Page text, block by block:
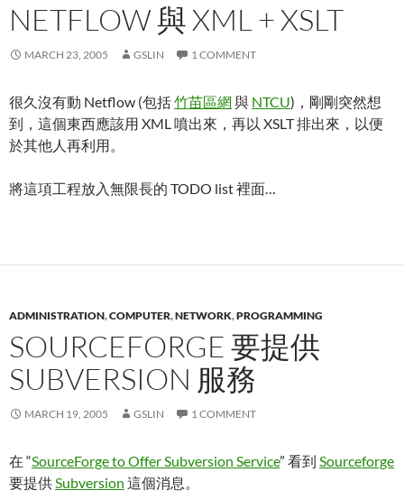
NETFLOW 與 XML + XSLT
MARCH 23, 2005 GSLIN 1 COMMENT
很久沒有動 Netflow (包括竹苗區網 與 NTCU)，剛剛突然想
到，這個東西應該用 XML 噴出來，再以 XSLT 排出來，以便
於其他人再利用。
將這項工程放入無限長的 TODO list 裡面…
ADMINISTRATION,COMPUTER,NETWORK,PROGRAMMING
SOURCEFORGE 要提供
SUBVERSION 服務
MARCH 19, 2005 GSLIN 1 COMMENT
在 “SourceForge to Offer Subversion Service” 看到 Sourceforge
要提供Subversion 這個消息。